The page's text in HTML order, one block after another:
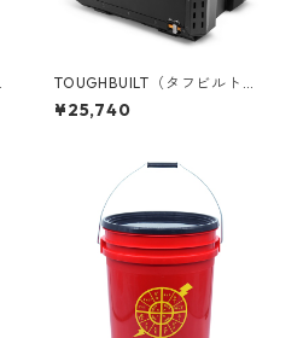
TOUGHBUILT（タフビルト）S
TACK TECH(スタックテック) 1
ドロワーボックス（サイドロ
¥25,740